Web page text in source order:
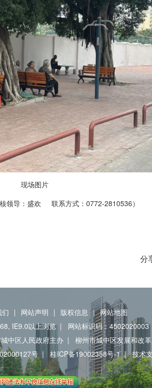
现场图片
领导：盛欢 联系方式：0772-2810536）
分
| 网站声明 | 版权信息 | 网站地图
IE9.0以上浏览 |
网站标识码：4502020003
中区人民政府主办 |
柳州市城中区发展和改
号 | 桂ICP备19002358号-1 | 技术